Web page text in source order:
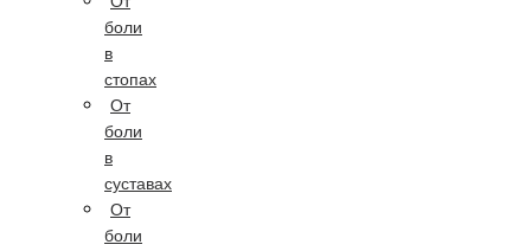
боли
в
стопах
От
боли
в
суставах
От
боли